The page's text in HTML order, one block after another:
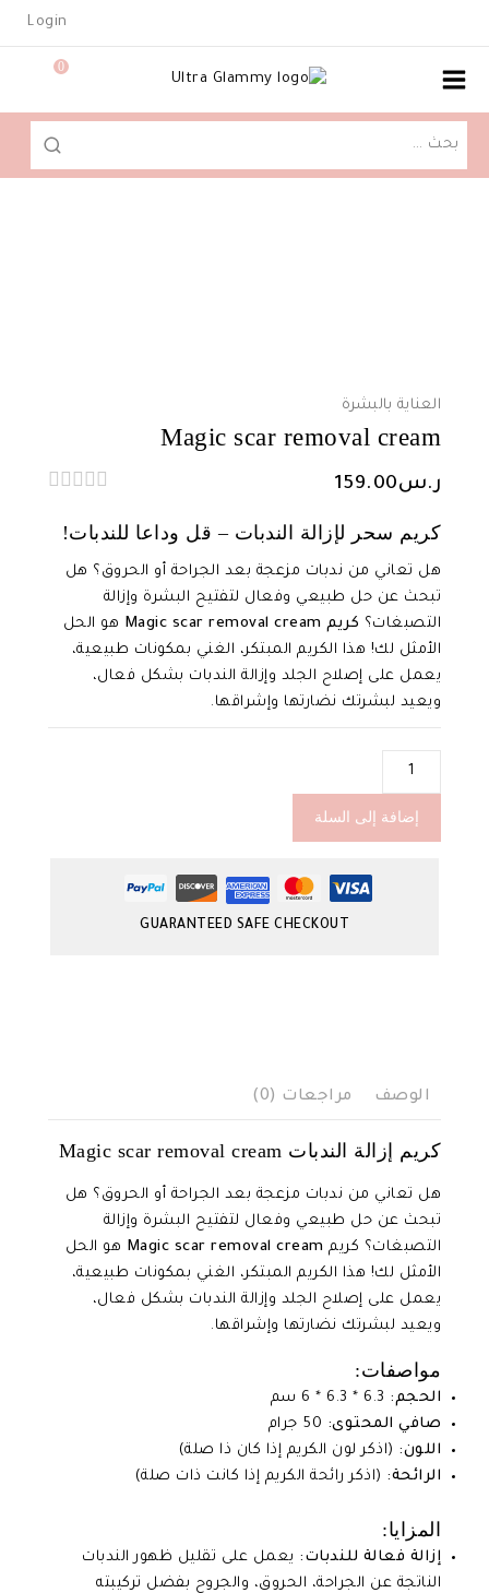
Login
0
البحث
العناية بالبشرة
Magic scar removal cream
ر.س159.00
كريم سحر لإزالة الندبات – قل وداعا للندبات!
هل تعاني من ندبات مزعجة بعد الجراحة أو الحروق؟ هل
تبحث عن حل طبيعي وفعال لتفتيح البشرة وإزالة
التصبغات؟ كريم Magic scar removal cream
هو الحل
الأمثل لك! هذا الكريم المبتكر، الغني بمكونات طبيعية،
يعمل على إصلاح الجلد وإزالة الندبات بشكل فعال،
ويعيد لبشرتك نضارتها وإشراقها.
كمية
scar
removal
إضافة إلى السلة
GUARANTEED SAFE CHECKOUT
الوصف مراجعات (0)
كريم إزالة الندبات Magic scar removal cream
هل تعاني من ندبات مزعجة بعد الجراحة أو الحروق؟ هل
تبحث عن حل طبيعي وفعال لتفتيح البشرة وإزالة
التصبغات؟ كريم Magic scar removal cream هو الحل
الأمثل لك! هذا الكريم المبتكر، الغني بمكونات طبيعية،
يعمل على إصلاح الجلد وإزالة الندبات بشكل فعال،
ويعيد لبشرتك نضارتها وإشراقها.
مواصفات:
الحجم:
صافي المحتوى:
اللون: (اذكر لون الكريم إذا كان ذا صلة)
الرائحة: (اذكر رائحة الكريم إذا كانت ذات صلة)
المزايا:
إزالة فعالة للندبات: يعمل على تقليل ظهور الندبات
الناتجة عن الجراحة، الحروق، والجروح بفضل تركيبته